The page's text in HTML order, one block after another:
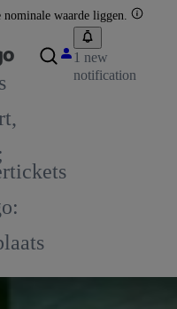
waarde liggen.
1 new
notification